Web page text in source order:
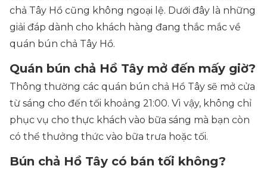
chả Tây Hồ cũng không ngoại lệ. Dưới đây là những
giải đáp dành cho khách hàng đang thắc mắc về
quán bún chả Tây Hồ.
Quán bún chả Hồ Tây mở đến mấy giờ?
Thông thường các quán bún chả Hồ Tây sẽ mở cửa
từ sáng cho đến tối khoảng 21:00. Vì vậy, không chỉ
phục vụ cho thực khách vào bữa sáng mà bạn còn
có thể thưởng thức vào bữa trưa hoặc tối.
Bún chả Hồ Tây có bán tối không?